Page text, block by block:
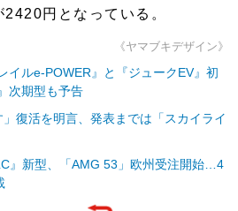
円となっている。
《ヤマブキデザイン》
イルe-POWER』と『ジュークEV』初
次期型も予告
復活を明言、発表までは「スカイライ
』新型、「AMG 53」欧州受注開始…4